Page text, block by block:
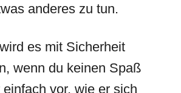
anderes zu tun.
es mit Sicherheit
wenn du keinen Spaß
vor, wie er sich